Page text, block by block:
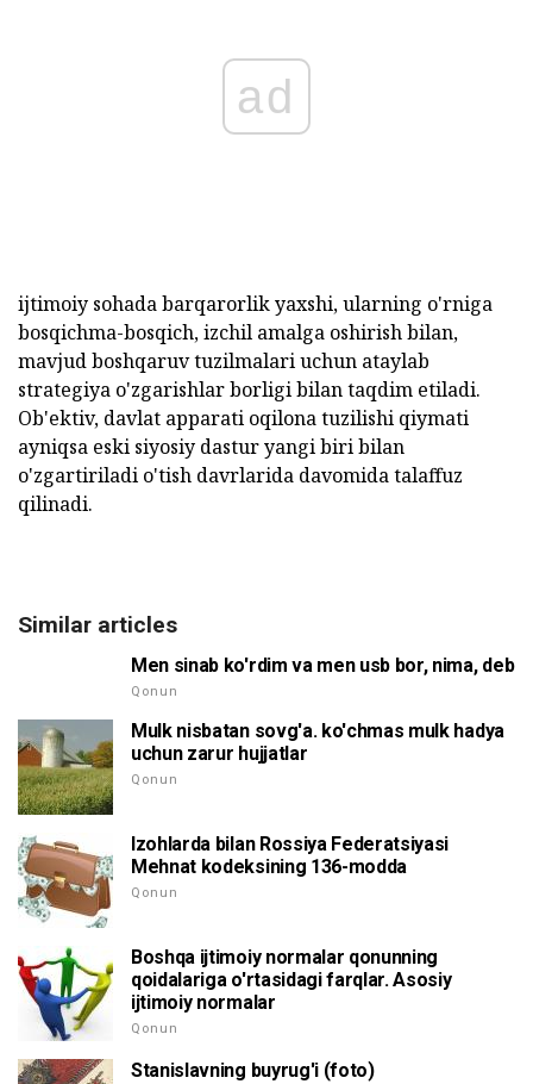
ad
ijtimoiy sohada barqarorlik yaxshi, ularning o'rniga
bosqichma-bosqich, izchil amalga oshirish bilan,
mavjud boshqaruv tuzilmalari uchun ataylab
strategiya o'zgarishlar borligi bilan taqdim etiladi.
Ob'ektiv, davlat apparati oqilona tuzilishi qiymati
ayniqsa eski siyosiy dastur yangi biri bilan
o'zgartiriladi o'tish davrlarida davomida talaffuz
qilinadi.
Similar articles
Men sinab ko'rdim va men usb bor, nima, deb
Qonun
Mulk nisbatan sovg'a. ko'chmas mulk hadya
uchun zarur hujjatlar
Qonun
Izohlarda bilan Rossiya Federatsiyasi
Mehnat kodeksining 136-modda
Qonun
Boshqa ijtimoiy normalar qonunning
qoidalariga o'rtasidagi farqlar. Asosiy
ijtimoiy normalar
Qonun
Stanislavning buyrug'i (foto)